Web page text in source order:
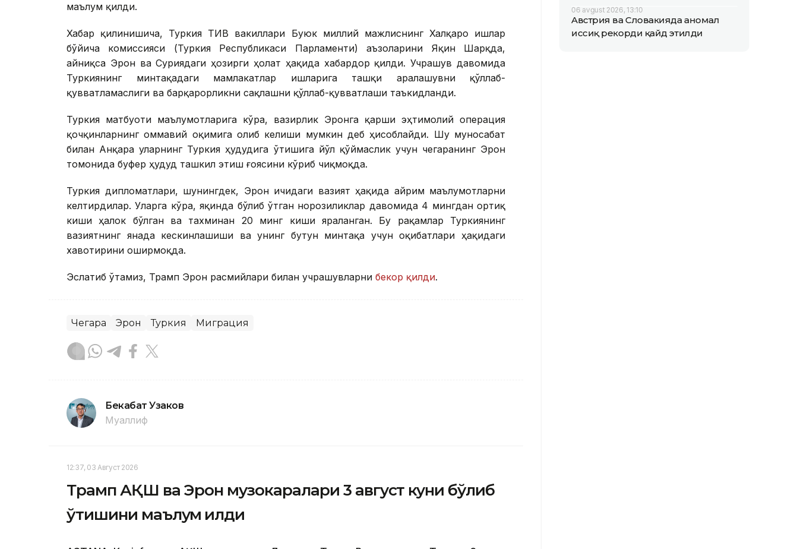
маълум қилди.
Хабар қилинишича, Туркия ТИВ вакиллари Буюк миллий мажлиснинг Халқаро ишлар
бўйича комиссияси (Туркия Республикаси Парламенти) аъзоларини Яқин Шарқда,
айниқса Эрон ва Суриядаги ҳозирги ҳолат ҳақида хабардор қилди. Учрашув давомида
Туркиянинг минтақадаги мамлакатлар ишларига ташқи аралашувни қўллаб-
қувватламаслиги ва барқарорликни сақлашни қўллаб-қувватлаши таъкидланди.
Туркия матбуоти маълумотларига кўра, вазирлик Эронга қарши эҳтимолий операция
қочқинларнинг оммавий оқимига олиб келиши мумкин деб ҳисоблайди. Шу муносабат
билан Анқара уларнинг Туркия ҳудудига ўтишига йўл қўймаслик учун чегаранинг Эрон
томонида буфер ҳудуд ташкил этиш ғоясини кўриб чиқмоқда.
Туркия дипломатлари, шунингдек, Эрон ичидаги вазият ҳақида айрим маълумотларни
келтирдилар. Уларга кўра, яқинда бўлиб ўтган норозиликлар давомида 4 мингдан ортиқ
киши ҳалок бўлган ва тахминан 20 минг киши яраланган. Бу рақамлар Туркиянинг
вазиятнинг янада кескинлашиши ва унинг бутун минтақа учун оқибатлари ҳақидаги
хавотирини оширмоқда.
Эслатиб ўтамиз, Трамп Эрон расмийлари билан учрашувларни бекор қилди.
Чегара Эрон Туркия Миграция
Бекабат Узаков
Муаллиф
12:37, 03 Август 2026
Трамп АҚШ ва Эрон музокаралари 3 август куни бўлиб
ўтишини маълум қилди
06 avgust 2026, 13:10
Австрия ва Словакияда аномал
иссиқ рекорди қайд этилди